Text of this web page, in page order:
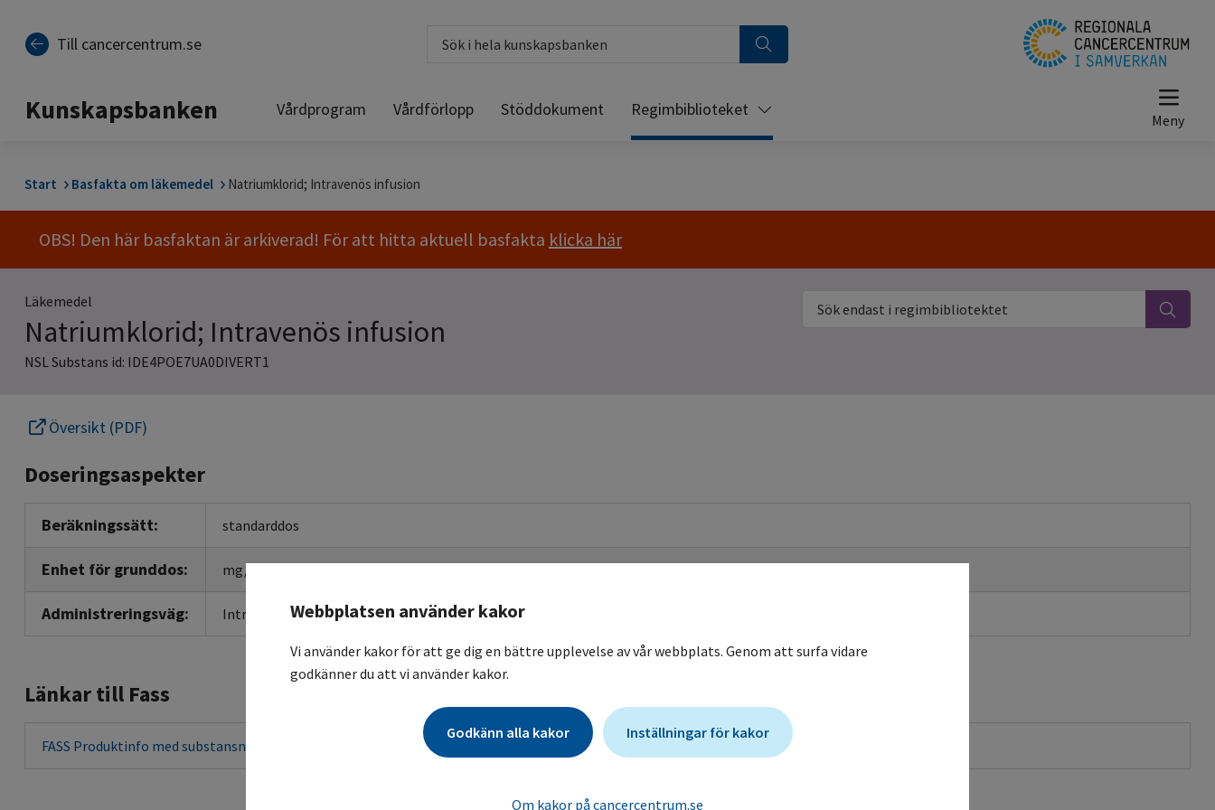
Till cancercentrum.se
Kunskapsbanken Vårdprogram Vårdförlopp Stöddokument Regimbiblioteket
Start Basfakta om läkemedel Natriumklorid; Intravenös infusion
OBS! Den här basfaktan är arkiverad! För att hitta aktuell basfakta klicka här
Läkemedel
Natriumklorid; Intravenös infusion
NSL Substans id: IDE4POE7UA0DIVERT1
Sök endast i regimbibliotektet
Översikt (PDF)
Doseringsaspekter
Beräkningssätt: standarddos
Enhet för grunddos: mg/ml
Administreringsväg: Intravenös
Länkar till Fass
FASS Produktinfo med substansnamn FASS Produktinfo med NSL substansid
Webbplatsen använder kakor
Vi använder kakor för att ge dig en bättre upplevelse av vår webbplats. Genom att surfa vidare
godkänner du att vi använder kakor.
Godkänn alla kakor Inställningar för kakor
Om kakor på cancercentrum.se